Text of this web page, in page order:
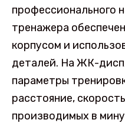
профессионального
тренажера
корпусом и
деталей. На ЖК-
параметры
расстояние,
производимых в